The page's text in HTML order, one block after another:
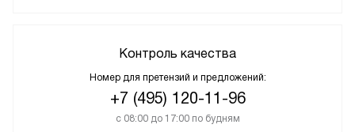
Контроль качества
Номер для претензий и предложений:
+7 (495) 120-11-96
с 08:00 до 17:00 по будням